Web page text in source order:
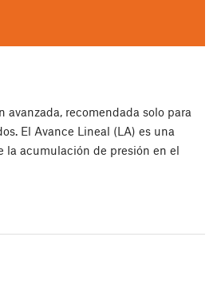
avanzada, recomendada solo para
El Avance Lineal (LA) es una
la acumulación de presión en el